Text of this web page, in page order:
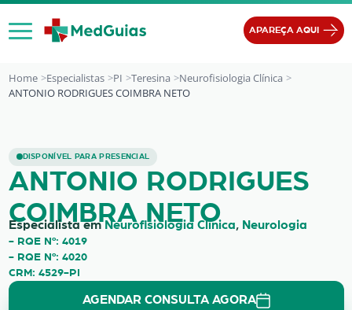
Ir para o conteúdo
APAREÇA AQUI
Home Especialistas PI Teresina
Neurofisiologia Clínica
ANTONIO RODRIGUES COIMBRA NETO
DISPONÍVEL PARA PRESENCIAL
ANTONIO RODRIGUES COIMBRA
ANTONIO RODRIGUES
COIMBRA NETO
Especialista em Neurofisiologia Clínica, Neurologia
- RQE Nº: 4019
- RQE Nº: 4020
CRM: 4529-PI
AGENDAR CONSULTA AGORA